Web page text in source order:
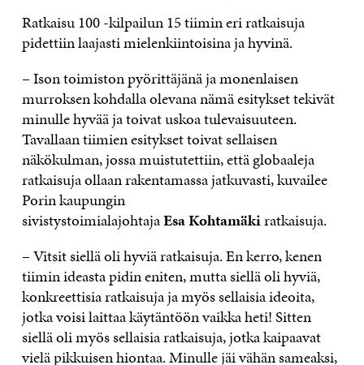
Ratkaisu 100 -kilpailun 15 tiimin eri ratkaisuja
pidettiin laajasti mielenkiintoisina ja hyvinä.
– Ison toimiston pyörittäjänä ja monenlaisen
murroksen kohdalla olevana nämä esitykset tekivät
minulle hyvää ja toivat uskoa tulevaisuuteen.
Tavallaan tiimien esitykset toivat sellaisen
näkökulman, jossa muistutettiin, että globaaleja
ratkaisuja ollaan rakentamassa jatkuvasti, kuvailee
Porin kaupungin
sivistystoimialajohtajaEsa Kohtamäkiratkaisuja.
– Vitsit siellä oli hyviä ratkaisuja. En kerro, kenen
tiimin ideasta pidin eniten, mutta siellä oli hyviä,
konkreettisia ratkaisuja ja myös sellaisia ideoita,
jotka voisi laittaa käytäntöön vaikka heti! Sitten
siellä oli myös sellaisia ratkaisuja, jotka kaipaavat
vielä pikkuisen hiontaa. Minulle jäi vähän sameaksi,